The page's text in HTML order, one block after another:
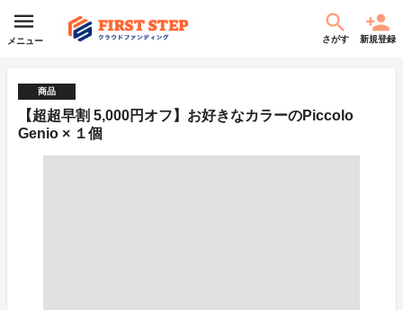
メニュー さがす 新規登録
商品
【超超早割 5,000円オフ】お好きなカラーのPiccolo
Genio × １個